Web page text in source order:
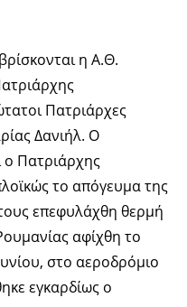
η Α.Θ.
Πατριάρχες
Δανιήλ. Ο
ο Πατριάρχης
το απόγευμα της
επεφυλάχθη θερμή
αφίχθη το
στο αεροδρόμιο
εγκαρδίως ο